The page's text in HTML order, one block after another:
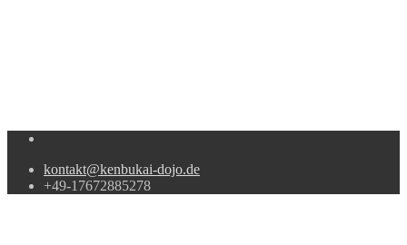
kontakt@kenbukai-dojo.de
+49-17672885278